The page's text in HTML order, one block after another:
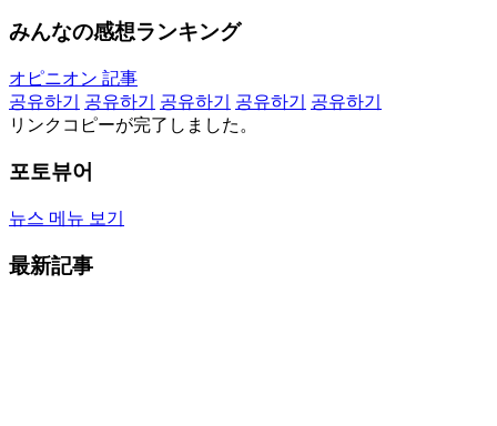
みんなの感想ランキング
オピニオン 記事
공유하기
공유하기 공유하기 공유하기
공유하기
リンクコピーが完了しました。
포토뷰어
뉴스 메뉴 보기
最新記事